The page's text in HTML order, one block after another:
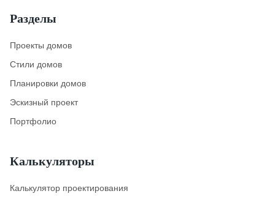
Разделы
Проекты домов
Стили домов
Планировки домов
Эскизный проект
Портфолио
Калькуляторы
Калькулятор проектирования